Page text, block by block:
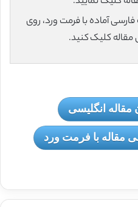
فارسی آماده با فرمت ورد، روی
مقاله کلیک کنید.
مقاله انگلیسی
مقاله با فرمت ورد